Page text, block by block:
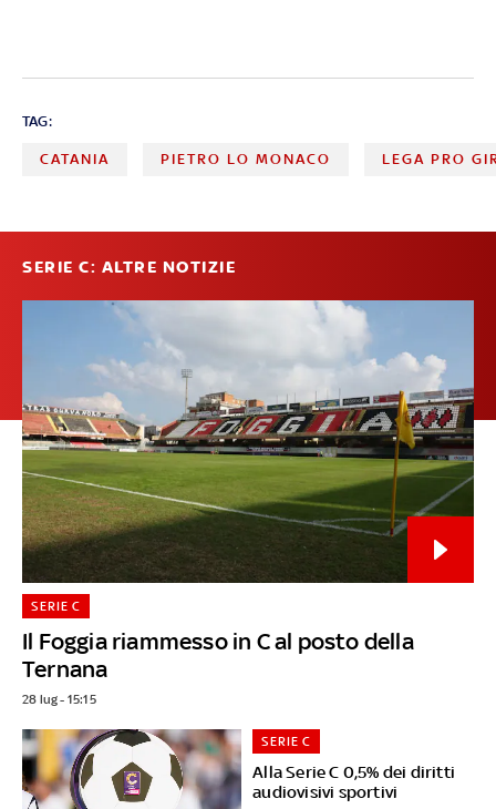
TAG:
CATANIA PIETRO LO MONACO LEGA PRO
SERIE C: ALTRE NOTIZIE
Il Foggia riammesso in C al posto della
Ternana
SERIE C
28 lug - 15:15
Alla Serie C 0,5% dei diritti
audiovisivi sportivi
SERIE C